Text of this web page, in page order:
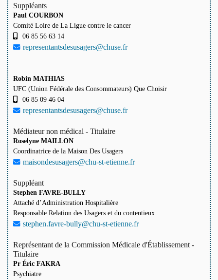
Suppléants
Paul COURBON
Comité Loire de La Ligue contre le cancer
06 85 56 63 14
representantsdesusagers@chuse.fr
Robin MATHIAS
UFC (Union Fédérale des Consommateurs) Que Choisir
06 85 09 46 04
representantsdesusagers@chuse.fr
Médiateur non médical - Titulaire
Roselyne MAILLON
Coordinatrice de la Maison Des Usagers
maisondesusagers@chu-st-etienne.fr
Suppléant
Stephen FAVRE-BULLY
Attaché d’Administration Hospitalière
Responsable Relation des Usagers et du contentieux
stephen.favre-bully@chu-st-etienne.fr
Représentant de la Commission Médicale d'Établissement -
Titulaire
Pr Éric FAKRA
Psychiatre